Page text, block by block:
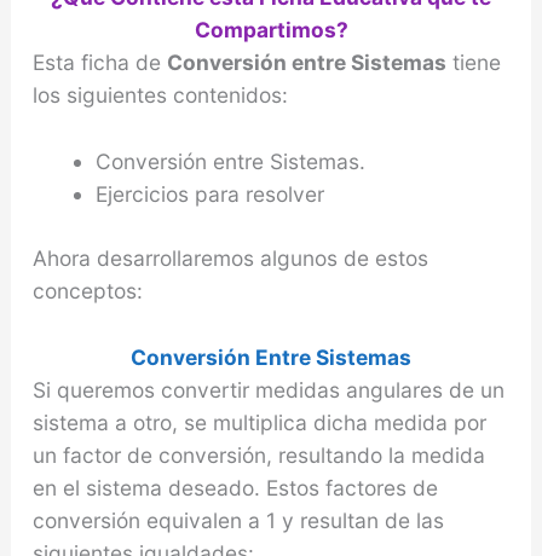
Compartimos?
Esta ficha de Conversión entre Sistemas tiene
los siguientes contenidos:
Conversión entre Sistemas.
Ejercicios para resolver
Ahora desarrollaremos algunos de estos
conceptos:
Conversión Entre Sistemas
Si queremos convertir medidas angulares de un
sistema a otro, se multiplica dicha medida por
un factor de conversión, resultando la medida
en el sistema deseado. Estos factores de
conversión equivalen a 1 y resultan de las